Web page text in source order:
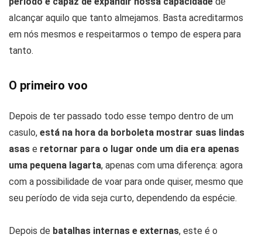
alcançar aquilo que tanto almejamos. Basta acreditarmos
em nós mesmos e respeitarmos o tempo de espera para
tanto.
O primeiro voo
Depois de ter passado todo esse tempo dentro de um
casulo, está na hora da borboleta mostrar suas lindas
asas e retornar para o lugar onde um dia era apenas
uma pequena lagarta, apenas com uma diferença: agora
com a possibilidade de voar para onde quiser, mesmo que
seu período de vida seja curto, dependendo da espécie.
Depois de batalhas internas e externas, este é o